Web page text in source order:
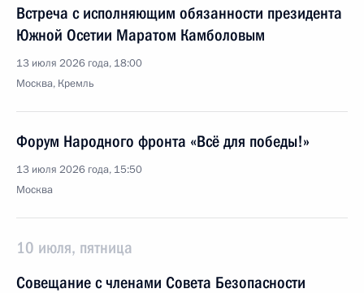
Встреча с исполняющим обязанности президента
Южной Осетии Маратом Камболовым
13 июля 2026 года, 18:00
Москва, Кремль
Форум Народного фронта «Всё для победы!»
13 июля 2026 года, 15:50
Москва
10 июля, пятница
Совещание с членами Совета Безопасности